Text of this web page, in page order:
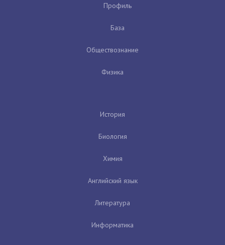
Профиль
База
Обществознание
Физика
История
Биология
Химия
Английский язык
Литература
Информатика